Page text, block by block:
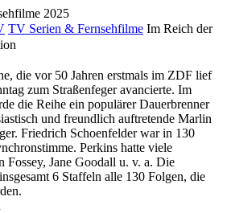
2025
TV Serien & Fernsehfilme Im Reich der
die vor 50 Jahren erstmals im ZDF lief
zum Straßenfeger avancierte. Im
die Reihe ein populärer Dauerbrenner
und freundlich auftretende Marlin
Friedrich Schoenfelder war in 130
Perkins hatte viele
Fossey, Jane Goodall u. v. a. Die
6 Staffeln alle 130 Folgen, die